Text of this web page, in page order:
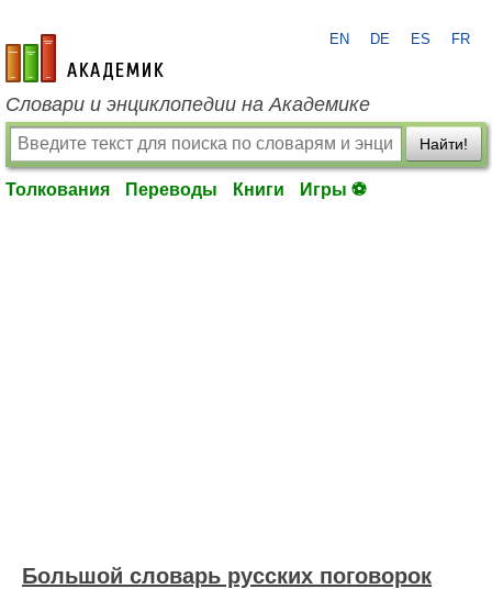
academic.ru
EN DE ES FR
Словари и энциклопедии на Академике
Найти!
Толкования Переводы Книги Игры ⚽
Большой словарь русских поговорок